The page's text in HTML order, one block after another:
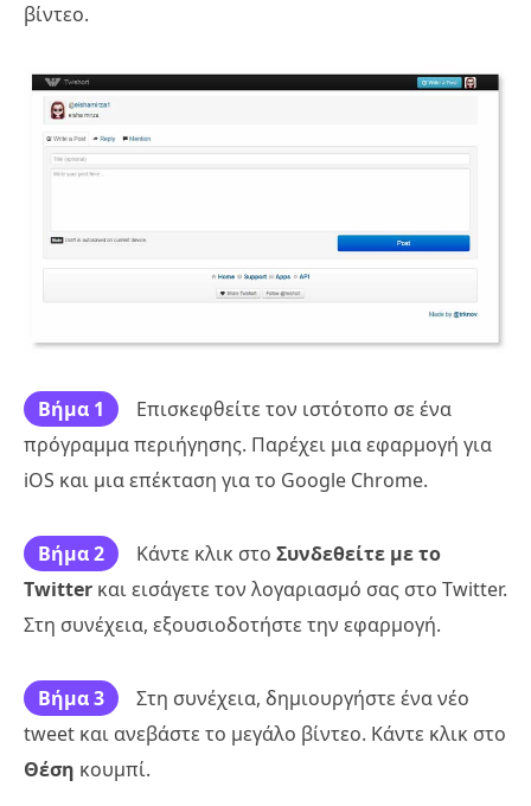
βίντεο.
Βήμα 1
Επισκεφθείτε τον ιστότοπο σε ένα
πρόγραμμα περιήγησης. Παρέχει μια εφαρμογή για
iOS και μια επέκταση για το Google Chrome.
Βήμα 2 Κάντε κλικ στο Συνδεθείτε με το
Twitter και εισάγετε τον λογαριασμό σας στο Twitter.
Στη συνέχεια, εξουσιοδοτήστε την εφαρμογή.
Βήμα 3
Στη συνέχεια, δημιουργήστε ένα νέο
tweet και ανεβάστε το μεγάλο βίντεο. Κάντε κλικ στο
Θέση κουμπί.